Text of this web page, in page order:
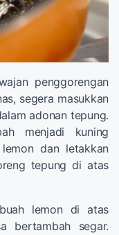
penggorengan
segera masukkan
adonan tepung.
menjadi kuning
dan letakkan
tepung di atas
lemon di atas
bertambah segar.